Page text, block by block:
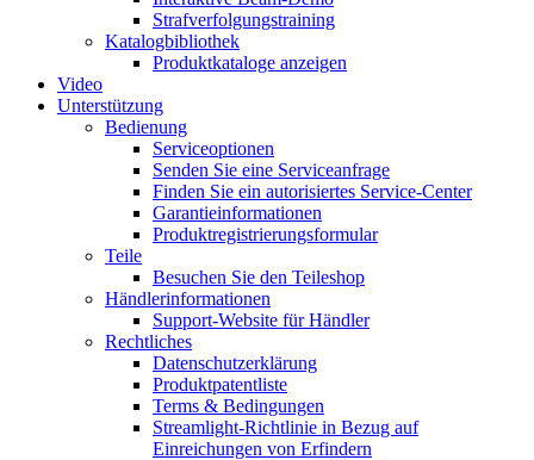
Strafverfolgungstraining
Katalogbibliothek
Produktkataloge anzeigen
Video
Unterstützung
Bedienung
Serviceoptionen
Senden Sie eine Serviceanfrage
Finden Sie ein autorisiertes Service-Center
Garantieinformationen
Produktregistrierungsformular
Teile
Besuchen Sie den Teileshop
Händlerinformationen
Support-Website für Händler
Rechtliches
Datenschutzerklärung
Produktpatentliste
Terms & Bedingungen
Streamlight-Richtlinie in Bezug auf
Einreichungen von Erfindern